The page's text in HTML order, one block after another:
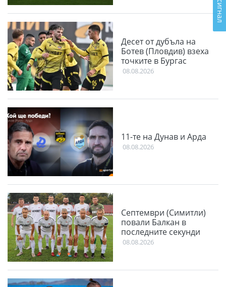
Десет от дубъла на
Ботев (Пловдив) взеха
точките в Бургас
08.08.2026
11-те на Дунав и Арда
08.08.2026
Септември (Симитли)
повали Балкан в
последните секунди
08.08.2026